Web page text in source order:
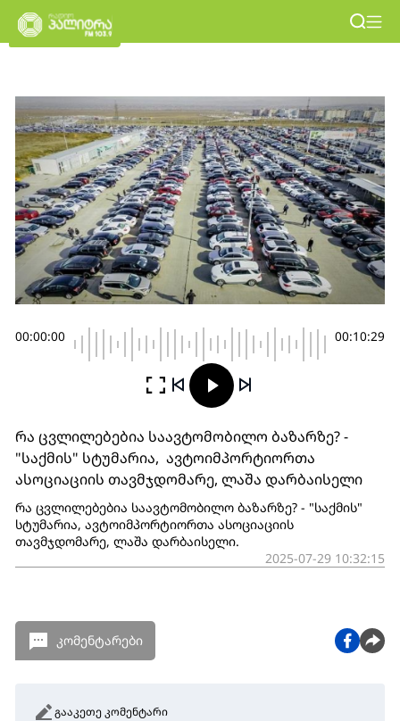
00:00:00 00:10:29
რა ცვლილებებია საავტომობილო ბაზარზე? -
"საქმის" სტუმარია, ავტოიმპორტიორთა
ასოციაციის თავმჯდომარე, ლაშა დარბაისელი
რა ცვლილებებია საავტომობილო ბაზარზე? - "საქმის"
სტუმარია, ავტოიმპორტიორთა ასოციაციის
თავმჯდომარე, ლაშა დარბაისელი.
2025-07-29 10:32:15
კომენტარები
გააკეთე კომენტარი